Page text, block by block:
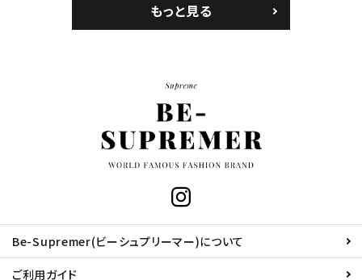
もっと見る
Be-Supremer(ビーシュプリーマー)について
ご利用ガイド